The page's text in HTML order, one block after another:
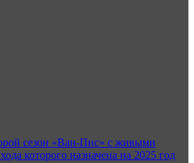
сезон «Ван-Пис» с живыми
которого назначена на 2025 год